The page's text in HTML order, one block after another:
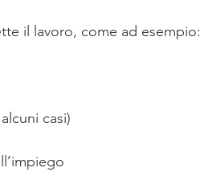
il lavoro, come ad esempio:
casi)